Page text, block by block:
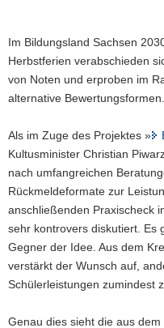
Im Bildungsland Sachsen
Herbstferien verabschieden
von Noten und erproben im
alternative Bewertungsformen.
Als im Zuge des Projektes »
Kultusminister Christian
nach umfangreichen
Rückmeldeformate zur
anschließenden Praxischeck
sehr kontrovers diskutiert. Es
Gegner der Idee. Aus dem
verstärkt der Wunsch auf,
Schülerleistungen zumindest
Genau dies sieht die aus